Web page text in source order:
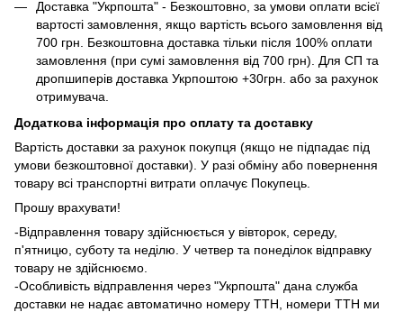
Доставка "Укрпошта" - Безкоштовно, за умови оплати всієї
вартості замовлення, якщо вартість всього замовлення від
700 грн. Безкоштовна доставка тільки після 100% оплати
замовлення (при сумі замовлення від 700 грн). Для СП та
дропшиперів доставка Укрпоштою +30грн. або за рахунок
отримувача.
Додаткова інформація про оплату та доставку
Вартість доставки за рахунок покупця (якщо не підпадає під
умови безкоштовної доставки). У разі обміну або повернення
товару всі транспортні витрати оплачує Покупець.
Прошу врахувати!
-Відправлення товару здійснюється у вівторок, середу,
п'ятницю, суботу та неділю. У четвер та понеділок відправку
товару не здійснюємо.
-Особливість відправлення через "Укрпошта" дана служба
доставки не надає автоматично номеру ТТН, номери ТТН ми